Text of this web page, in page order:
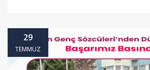
29
TEMMUZ